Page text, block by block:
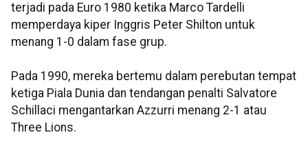
terjadi pada Euro 1980 ketika Marco Tardelli
memperdaya kiper Inggris Peter Shilton untuk
menang 1-0 dalam fase grup.
Pada 1990, mereka bertemu dalam perebutan tempat
ketiga Piala Dunia dan tendangan penalti Salvatore
Schillaci mengantarkan Azzurri menang 2-1 atau
Three Lions.